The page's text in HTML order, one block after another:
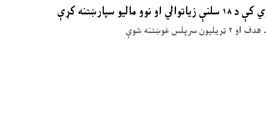
سپارښتنه کړې